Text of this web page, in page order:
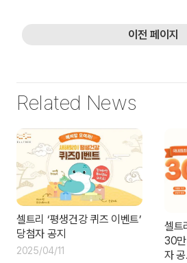
이전 페이지
Related News
셀트리 ‘평생건강 퀴즈 이벤트’
당첨자 공지
2025/04/11
셀트
30만
자